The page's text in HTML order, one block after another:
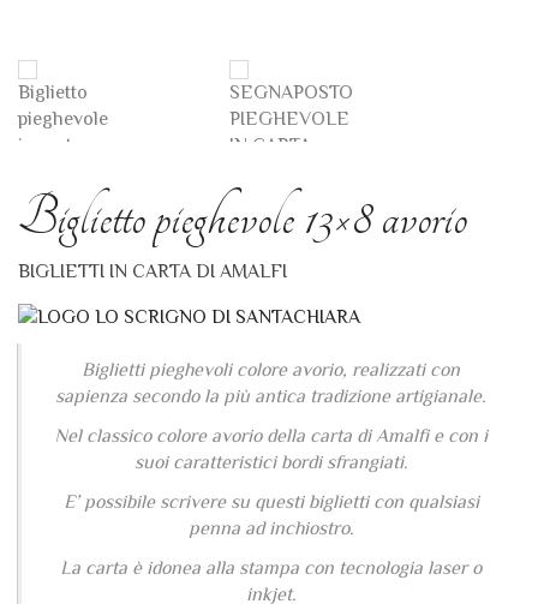
Biglietto pieghevole 13×8 avorio
BIGLIETTI IN CARTA DI AMALFI
Biglietti pieghevoli colore avorio, realizzati con
sapienza secondo la più antica tradizione artigianale.
Nel classico colore avorio della carta di Amalfi e con i
suoi caratteristici bordi sfrangiati.
E’ possibile scrivere su questi biglietti con qualsiasi
penna ad inchiostro.
La carta è idonea alla stampa con tecnologia laser o
inkjet.